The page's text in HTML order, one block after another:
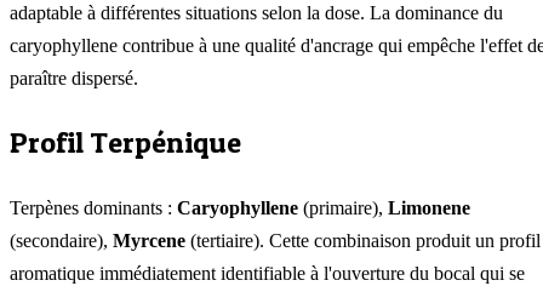
adaptable à différentes situations selon la dose. La dominance du
caryophyllene contribue à une qualité d'ancrage qui empêche l'effet
paraître dispersé.
Profil Terpénique
Terpènes dominants : Caryophyllene (primaire), Limonene
(secondaire), Myrcene (tertiaire). Cette combinaison produit un profil
aromatique immédiatement identifiable à l'ouverture du bocal qui se